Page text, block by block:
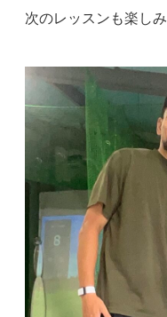
次のレッスンも楽し